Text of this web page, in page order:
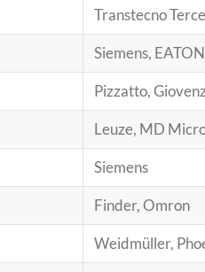
Transtecno
Siemens, EATON
Pizzatto,
Leuze, MD
Siemens
Finder, Omron
Weidmüller,